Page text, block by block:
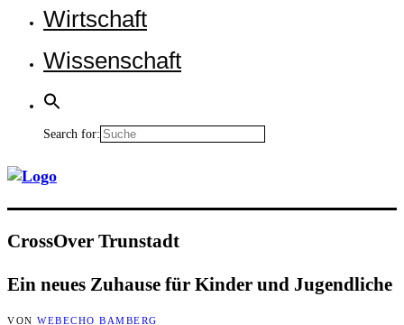
Wirt­schaft
Wis­sen­schaft
Search for:
Cross­Over Trunstadt
Ein neu­es Zuhau­se für Kin­der und Jugendliche
VON WEBECHO BAMBERG